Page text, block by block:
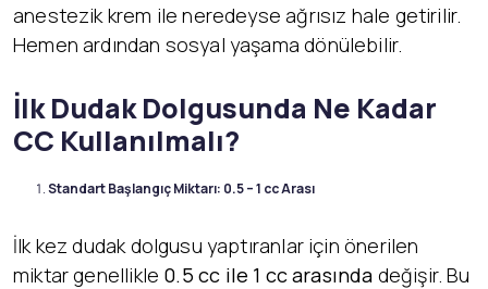
anestezik krem ile neredeyse ağrısız hale getirilir.
Hemen ardından sosyal yaşama dönülebilir.
İlk Dudak Dolgusunda Ne Kadar
CC Kullanılmalı?
Standart Başlangıç Miktarı: 0.5 – 1 cc Arası
İlk kez dudak dolgusu yaptıranlar için önerilen
miktar genellikle 0.5 cc ile 1 cc arasında değişir. Bu